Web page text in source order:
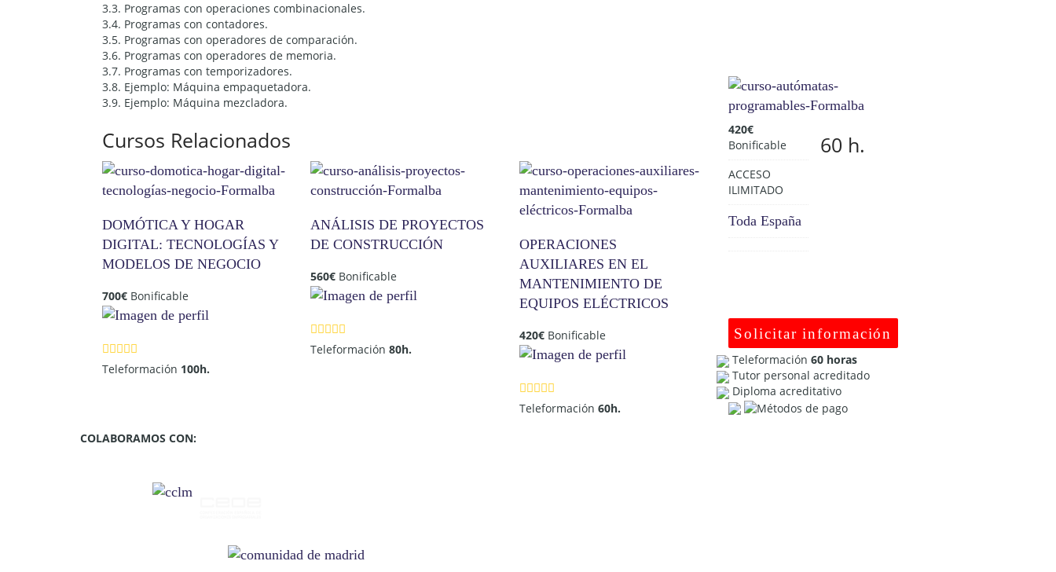
3.3. Programas con operaciones combinacionales.
3.4. Programas con contadores.
3.5. Programas con operadores de comparación.
3.6. Programas con operadores de memoria.
3.7. Programas con temporizadores.
3.8. Ejemplo: Máquina empaquetadora.
3.9. Ejemplo: Máquina mezcladora.
Cursos Relacionados
DOMÓTICA Y HOGAR
DIGITAL: TECNOLOGÍAS Y
MODELOS DE NEGOCIO
700€ Bonificable
Teleformación 100h.
ANÁLISIS DE PROYECTOS
DE CONSTRUCCIÓN
560€ Bonificable
Teleformación80h.
OPERACIONES
AUXILIARES EN EL
MANTENIMIENTO DE
EQUIPOS ELÉCTRICOS
420€ Bonificable
Teleformación 60h.
420€
Bonificable
ACCESO
ILIMITADO
Toda España
60 h.
Solicitar información
Teleformación 60 horas
Tutor personal acreditado
Diploma acreditativo
COLABORAMOS CON: